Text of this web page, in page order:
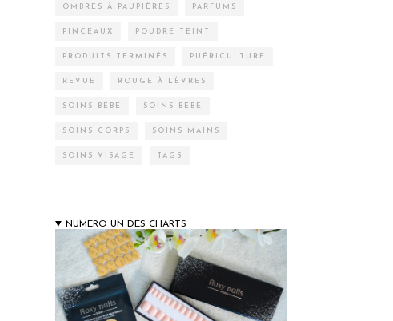
OMBRES À PAUPIÈRES PARFUMS
PINCEAUX POUDRE TEINT
PRODUITS TERMINÉS PUÉRICULTURE
REVUE ROUGE À LÈVRES
SOINS BÉBÉ SOINS BÉBÉ
SOINS CORPS SOINS MAINS
SOINS VISAGE TAGS
NUMERO UN DES CHARTS